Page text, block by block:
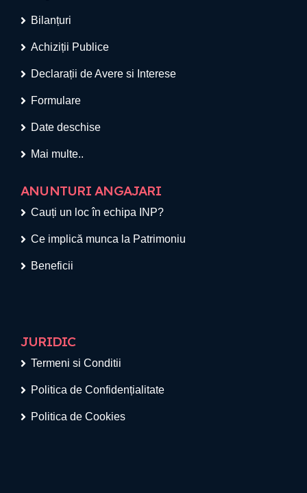
Bilanțuri
Achiziții Publice
Declarații de Avere si Interese
Formulare
Date deschise
Mai multe..
ANUNTURI ANGAJARI
Cauți un loc în echipa INP?
Ce implică munca la Patrimoniu
Beneficii
JURIDIC
Termeni si Conditii
Politica de Confidențialitate
Politica de Cookies